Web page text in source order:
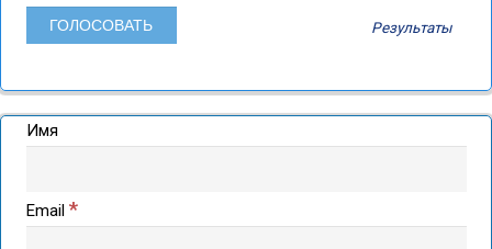
Результаты
Имя
Email *